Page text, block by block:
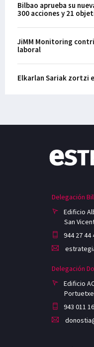
Bilbao aprueba su
300 acciones y 21
JiMM Monitoring
laboral
Elkarlan Sariak zortzi
Delegación
Edificio
San
944 27 44
Delegación
Edificio
943 011